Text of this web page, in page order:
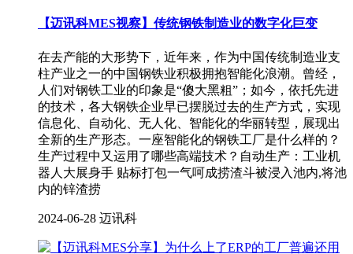
【迈讯科MES视察】传统钢铁制造业的数字化巨变
在去产能的大形势下，近年来，作为中国传统制造业支
柱产业之一的中国钢铁业积极拥抱智能化浪潮。曾经，
人们对钢铁工业的印象是“傻大黑粗”；如今，依托先进
的技术，各大钢铁企业早已摆脱过去的生产方式，实现
信息化、自动化、无人化、智能化的华丽转型，展现出
全新的生产形态。一座智能化的钢铁工厂是什么样的？
生产过程中又运用了哪些高端技术？自动生产：工业机
器人大展身手 贴标打包一气呵成捞渣斗被浸入池内,将池
内的锌渣捞
2024-06-28 迈讯科